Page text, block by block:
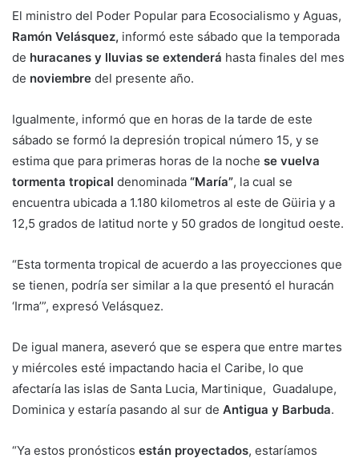
El ministro del Poder Popular para Ecosocialismo y Aguas,
Ramón Velásquez, informó este sábado que la temporada
de huracanes y lluvias se extenderá hasta finales del mes
de noviembre del presente año.
Igualmente, informó que en horas de la tarde de este
sábado se formó la depresión tropical número 15, y se
estima que para primeras horas de la noche se vuelva
tormenta tropical denominada “María”, la cual se
encuentra ubicada a 1.180 kilometros al este de Güiria y a
12,5 grados de latitud norte y 50 grados de longitud oeste.
“Esta tormenta tropical de acuerdo a las proyecciones que
se tienen, podría ser similar a la que presentó el huracán
‘Irma’”, expresó Velásquez.
De igual manera, aseveró que se espera que entre martes
y miércoles esté impactando hacia el Caribe, lo que
afectaría las islas de Santa Lucia, Martinique, Guadalupe,
Dominica y estaría pasando al sur de Antigua y Barbuda.
“Ya estos pronósticos están proyectados, estaríamos